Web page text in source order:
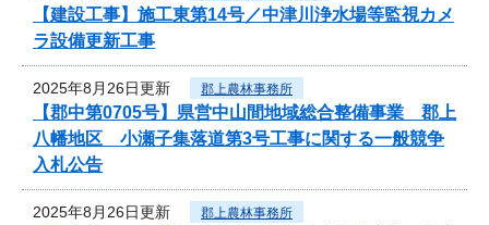
【建設工事】施工東第14号／中津川浄水場等監視カメ
ラ設備更新工事
2025年8月26日更新 郡上農林事務所
【郡中第0705号】県営中山間地域総合整備事業 郡上
八幡地区 小瀬子集落道第3号工事に関する一般競争
入札公告
2025年8月26日更新 郡上農林事務所